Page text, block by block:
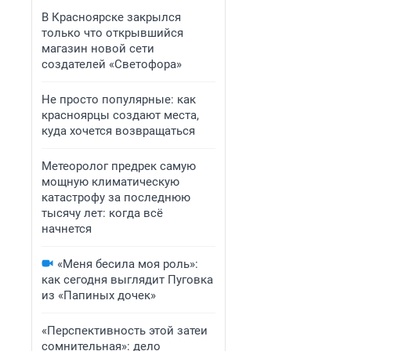
В Красноярске закрылся
только что открывшийся
магазин новой сети
создателей «Светофора»
Не просто популярные: как
красноярцы создают места,
куда хочется возвращаться
Метеоролог предрек самую
мощную климатическую
катастрофу за последнюю
тысячу лет: когда всё
начнется
«Меня бесила моя роль»:
как сегодня выглядит Пуговка
из «Папиных дочек»
«Перспективность этой затеи
сомнительная»: дело